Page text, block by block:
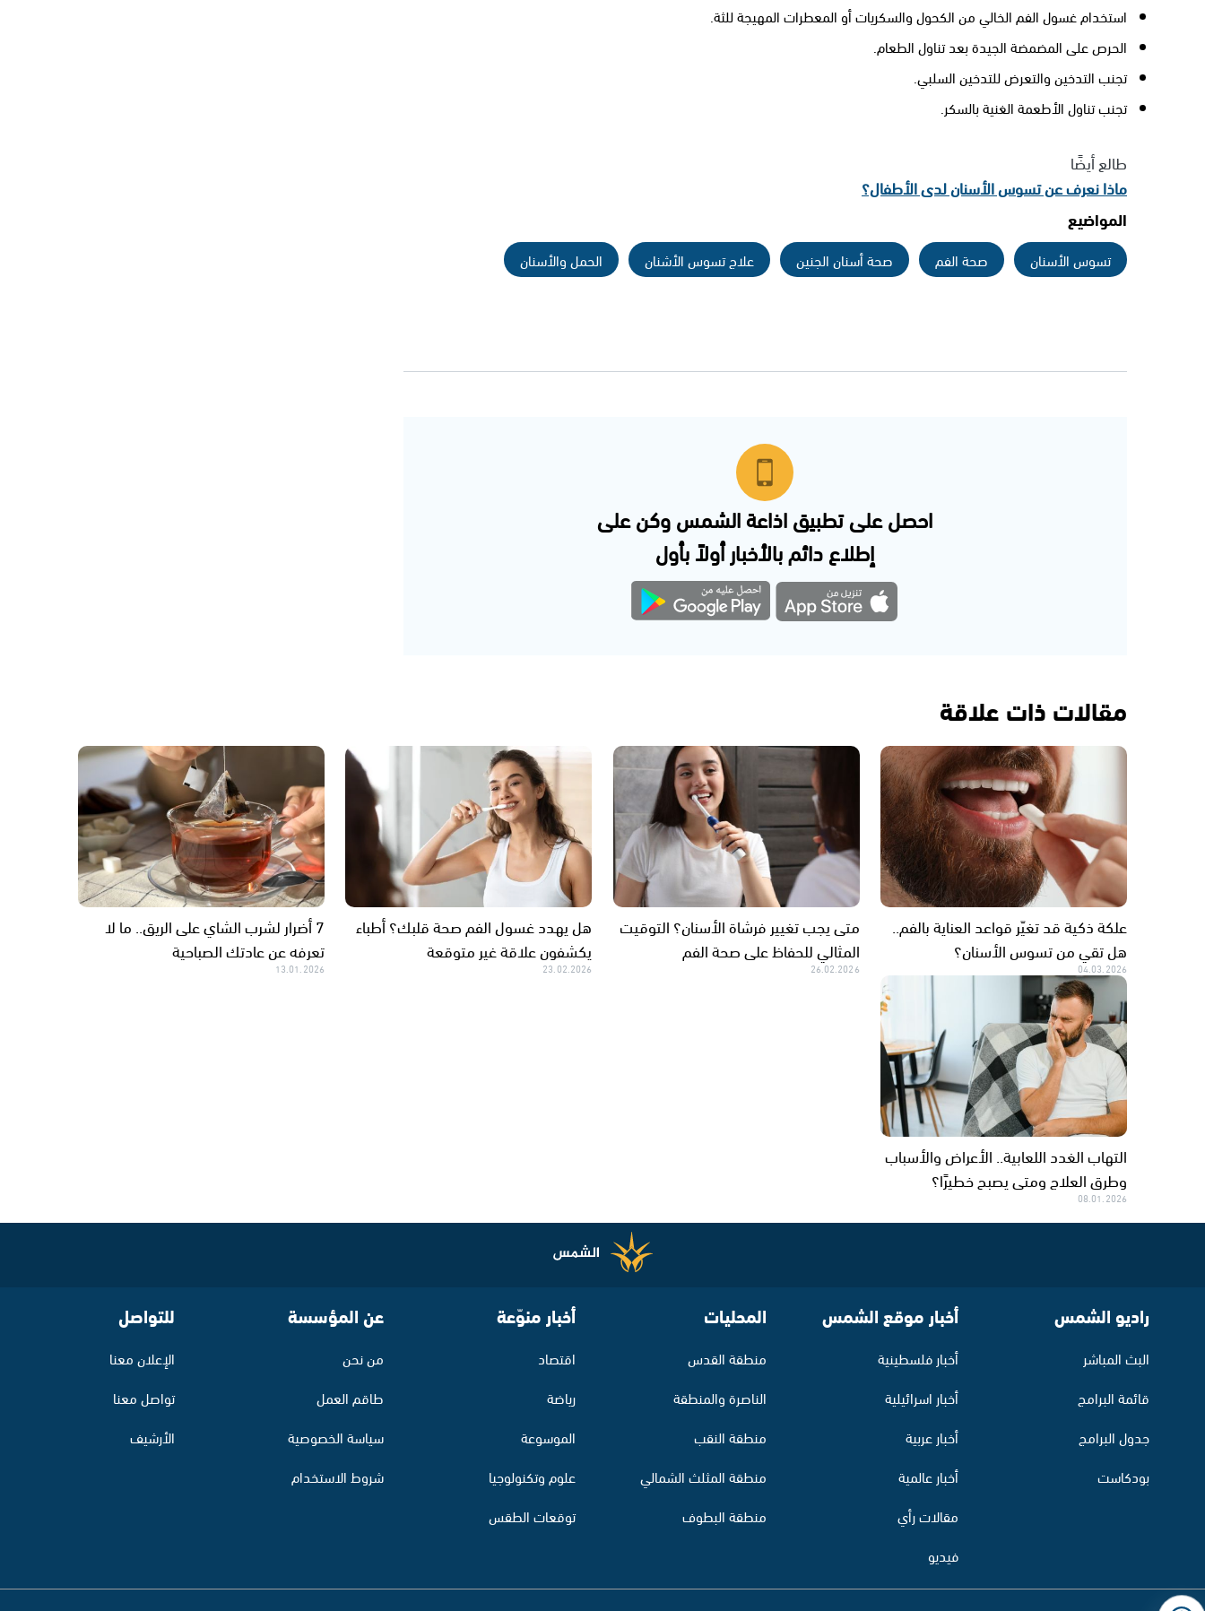
استخدام غسول الفم الخالي من الكحول والسكريات أو المعطرات المهيجة للثة.
الحرص على المضمضة الجيدة بعد تناول الطعام.
تجنب التدخين والتعرض للتدخين السلبي.
تجنب تناول الأطعمة الغنية بالسكر.
طالع أيضًا
ماذا نعرف عن تسوس الأسنان لدى الأطفال؟
المواضيع
تسوس الأسنان صحة الفم صحة أسنان الجنين علاج تسوس الأشنان الحمل والأسنان
احصل على تطبيق اذاعة الشمس وكن على
إطلاع دائم بالأخبار أولاً بأول
مقالات ذات علاقة
علكة ذكية قد تغيّر قواعد العناية بالفم..
هل تقي من تسوس الأسنان؟
04.03.2026
متى يجب تغيير فرشاة الأسنان؟ التوقيت
المثالي للحفاظ على صحة الفم
26.02.2026
هل يهدد غسول الفم صحة قلبك؟ أطباء
يكشفون علاقة غير متوقعة
23.02.2026
7 أضرار لشرب الشاي على الريق.. ما لا
تعرفه عن عادتك الصباحية
13.01.2026
التهاب الغدد اللعابية.. الأعراض والأسباب
وطرق العلاج ومتى يصبح خطيرًا؟
08.01.2026
راديو الشمس
البث المباشر
قائمة البرامج
جدول البرامج
بودكاست
أخبار موقع الشمس
أخبار فلسطينية
أخبار اسرائيلية
أخبار عربية
أخبار عالمية
مقالات رأي
فيديو
المحليات
منطقة القدس
الناصرة والمنطقة
منطقة النقب
منطقة المثلث الشمالي
منطقة البطوف
أخبار منوّعة
اقتصاد
رياضة
الموسوعة
علوم وتكنولوجيا
توقعات الطقس
عن المؤسسة
من نحن
طاقم العمل
سياسة الخصوصية
شروط الاستخدام
للتواصل
الإعلان معنا
تواصل معنا
الأرشيف